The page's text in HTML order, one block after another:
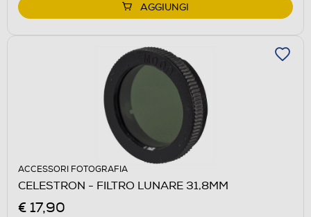
AGGIUNGI
ACCESSORI FOTOGRAFIA
CELESTRON - FILTRO LUNARE 31,8MM
€ 17,90